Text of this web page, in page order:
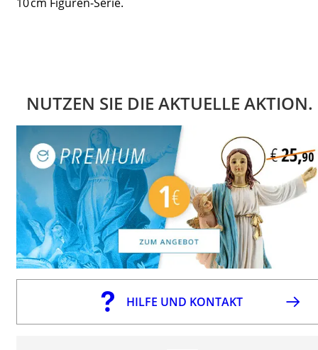
NUTZEN SIE DIE AKTUELLE AKTION.
HILFE UND KONTAKT